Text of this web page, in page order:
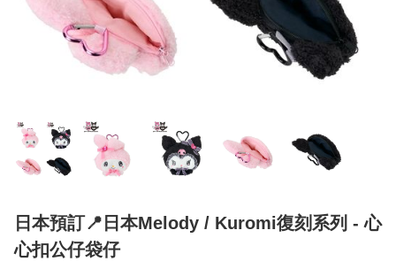
日本預訂📍日本Melody / Kuromi復刻系列 - 心
心扣公仔袋仔